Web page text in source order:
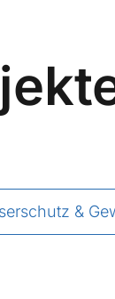
&